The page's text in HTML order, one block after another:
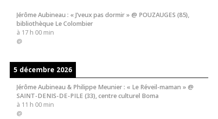
Jérôme Aubineau : « J’veux pas dormir » @ POUZAUGES (85),
bibliothèque Le Colombier
à 17 h 00 min
@
5 décembre 2026
Jérôme Aubineau & Philippe Meunier : « Le Réveil-maman » @
SAINT-DENIS-DE-PILE (33), centre culturel Boma
à 11 h 00 min
@